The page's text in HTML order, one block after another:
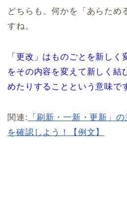
どちらも、何かを「あらため
すね。
「更改」はものごとを新しく
をその内容を変えて新しく結
めたりすることという意味で
関連: 「刷新・一新・更新」
を確認しよう！【例文】